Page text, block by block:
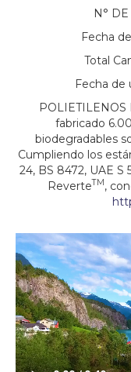
N°
Fecha
Total
Fecha de
POLIETILENOS
fabricado
biodegradables
Cumpliendo los
24, BS 8472, UAE S
ReverteTM ,